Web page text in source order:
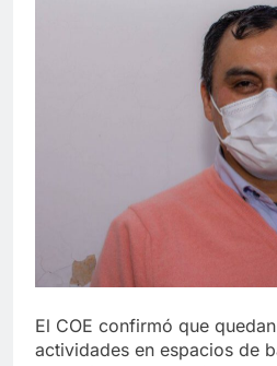
El COE confirmó que
actividades en espacios de